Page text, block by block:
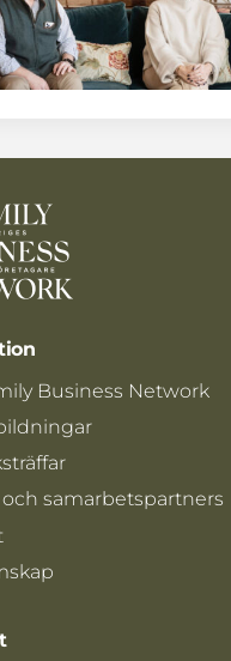
Business Network
samarbetspartners